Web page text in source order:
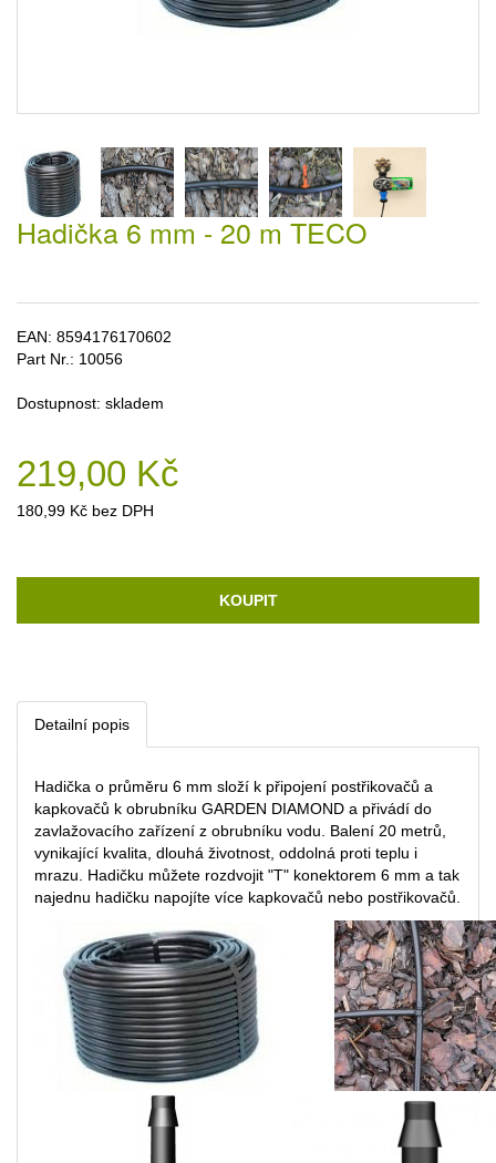
Hadička 6 mm - 20 m TECO
EAN: 8594176170602
Part Nr.: 10056
Dostupnost: skladem
219,00 Kč
180,99 Kč bez DPH
KOUPIT
Detailní popis
Hadička o průměru 6 mm složí k připojení postřikovačů a
kapkovačů k obrubníku GARDEN DIAMOND a přivádí do
zavlažovacího zařízení z obrubníku vodu. Balení 20 metrů,
vynikající kvalita, dlouhá životnost, oddolná proti teplu i
mrazu. Hadičku můžete rozdvojit "T" konektorem 6 mm a tak
najednu hadičku napojíte více kapkovačů nebo postřikovačů.